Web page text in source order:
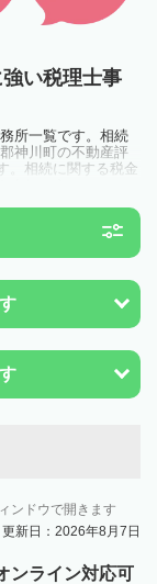
い税理士事
所一覧です。相続
神川町の不動産評
。相続に関する税金
ましょう。
ンドウで開きます
更新日：2026年8月7日
ンライン対応可